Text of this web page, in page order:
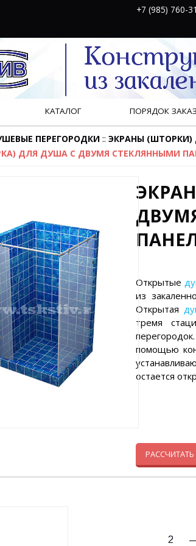
+7 (985) 760-
КАТАЛОГ ПОРЯДОК
ПЕРЕГОРОДКИ :: ЭКРАНЫ
ДЛЯ ДУША С ДВУМЯ СТЕКЛЯННЫМИ
Открытые
из
Открытая
тремя
помощью
остается